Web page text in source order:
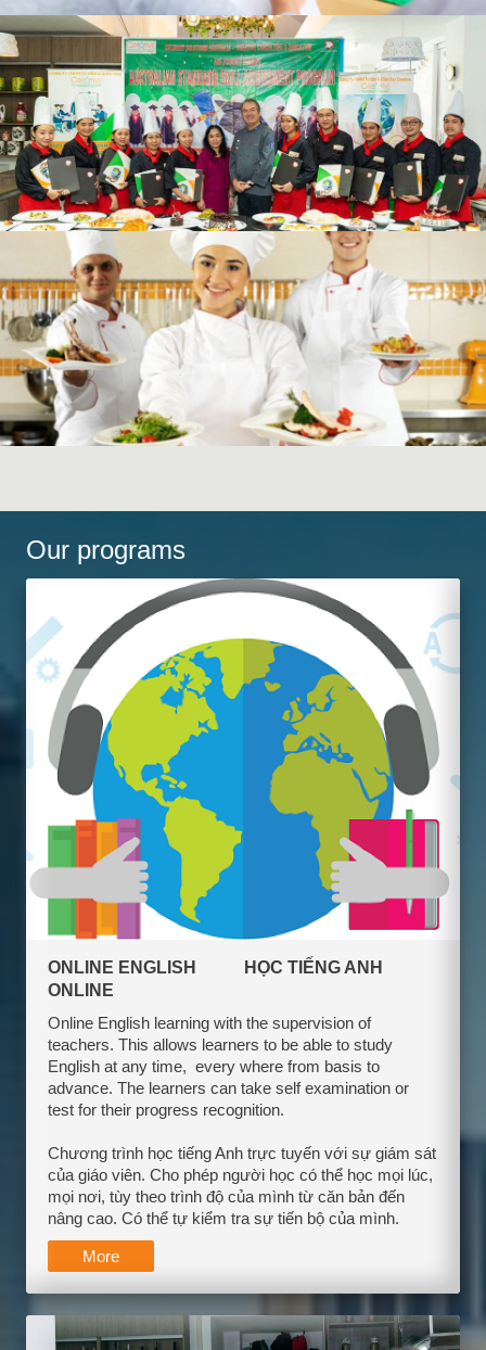
Our programs
ONLINE ENGLISH HỌC TIẾNG ANH
ONLINE
Online English learning with the supervision of
teachers. This allows learners to be able to study
English at any time, every where from basis to
advance. The learners can take self examination or
test for their progress recognition.
Chương trình học tiếng Anh trực tuyến với sự giám sát
của giáo viên. Cho phép người học có thể học mọi lúc,
mọi nơi, tùy theo trình độ của mình từ căn bản đến
nâng cao. Có thể tự kiểm tra sự tiến bộ của mình.
More